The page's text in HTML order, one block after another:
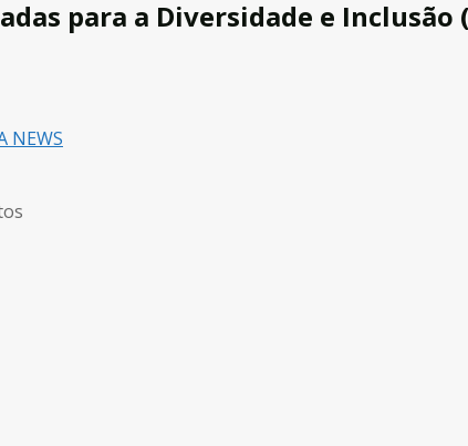
para a Diversidade e Inclusão
NEWS